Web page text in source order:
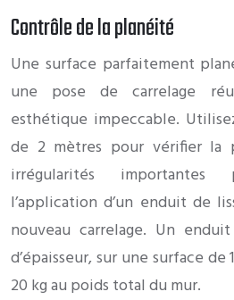
Contrôle de la planéité
Une surface parfaitement
une pose de carrelage
esthétique impeccable.
de 2 mètres pour vérifier la
irrégularités importantes
l’application d’un enduit de
nouveau carrelage. Un
d’épaisseur, sur une surface
20 kg au poids total du mur.